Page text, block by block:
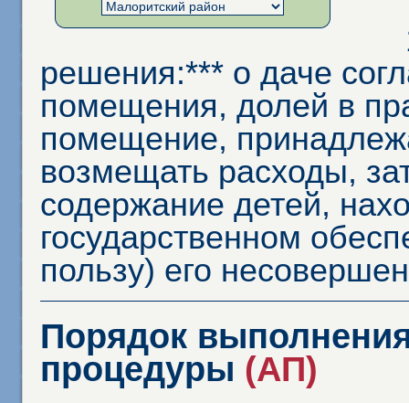
решения:*** о даче
помещения, долей в
помещение,
возмещать расходы,
содержание детей,
государственном
пользу) его
Порядок
процедуры (АП)